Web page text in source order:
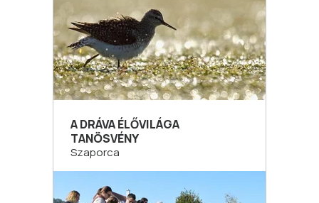
A DRÁVA ÉLŐVILÁGA
TANÖSVÉNY
Szaporca